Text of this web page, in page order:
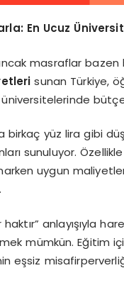
En Ucuz
masraflar
sunan Türkiye,
yüz lira gibi
sunuluyor.
uygun
anlayışıyla
mümkün. Eğitim
eşsiz